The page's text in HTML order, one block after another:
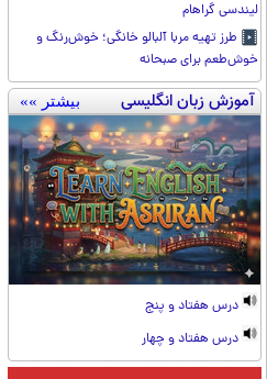
لیندسی گراهام
طرز تهیه مربا آلبالو خانگی؛ خوش‌رنگ و
خوش‌طعم برای صبحانه
آموزش زبان انگلیسی بیشتر »»
درس هفتاد و پنج
درس هفتاد و چهار